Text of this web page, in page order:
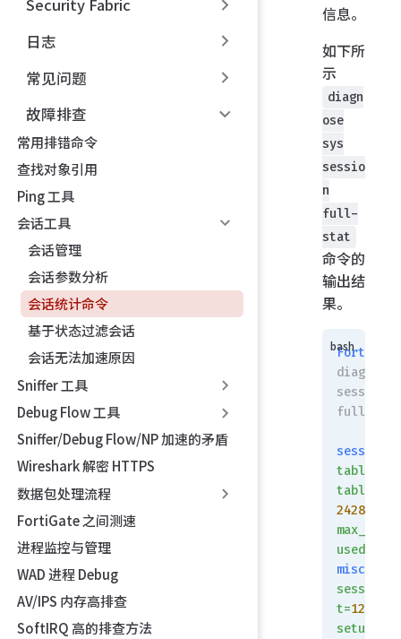
Security Fabric
日志
常见问题
故障排查
常用排错命令
查找对象引用
Ping 工具
会话工具
会话管理
会话参数分析
会话统计命令
基于状态过滤会话
会话无法加速原因
Sniffer 工具
Debug Flow 工具
Sniffer/Debug Flow/NP 加速的矛盾
Wireshark 解密 HTTPS
数据包处理流程
FortiGate 之间测速
进程监控与管理
WAD 进程 Debug
AV/IPS 内存高排查
SoftIRQ 高的排查方法
信息。
如下所
示
diagn
ose
sys
sessio
n
full-
stat
命令的
输出结
果。
FortiGate
diagnose
session
full-stat
session
table:
24288
used=
misc
t=127